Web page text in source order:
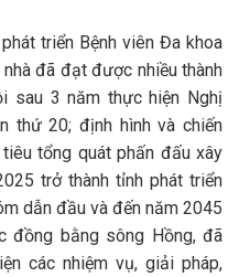
triển Bệnh viên Đa khoa
đã đạt được nhiều thành
sau 3 năm thực hiện Nghị
thứ 20; định hình và chiến
tổng quát phấn đấu xây
trở thành tỉnh phát triển
dẫn đầu và đến năm 2045
đồng bằng sông Hồng, đã
các nhiệm vụ, giải pháp,